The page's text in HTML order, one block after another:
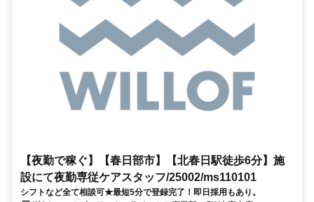
【夜勤で稼ぐ】【春日部市】【北春日駅徒歩6分】施
設にて夜勤専従ケアスタッフ/25002/ms110101
シフトなど全て相談可★最短5分で登録完了！即日採用もあり。